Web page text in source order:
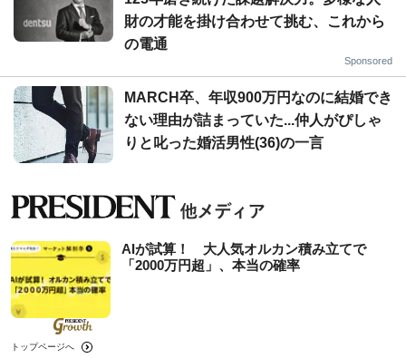
財の才能を掛け合わせて挑む、これから
の電通
Sponsored
MARCH卒、年収900万円なのに結婚でき
ない理由が詰まっていた...仲人がぴしゃ
りと叱った婚活男性(36)の一言
AIが試算！ 大人気オルカン積み立てで
「2000万円超」、本当の確率
トップページへ